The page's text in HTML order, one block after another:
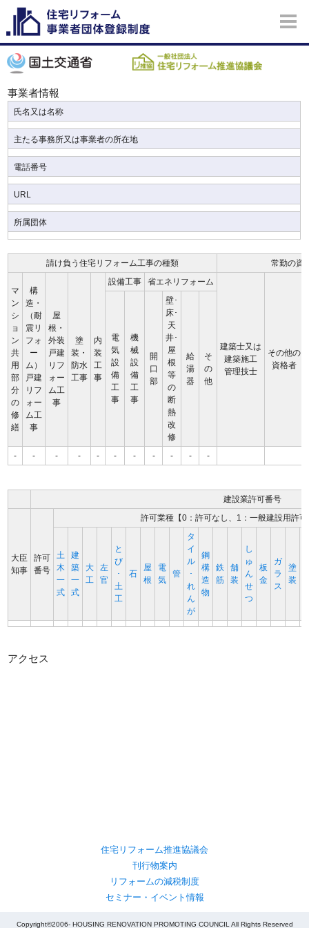
事業者情報
氏名又は名称
主たる事務所又は事業者の所在地
電話番号
URL
所属団体
請け負う住宅リフォーム工事の種類 常勤の資
マ
ン
シ
ョ
ン
共
用
部
分
の
修
繕
構
造・
（耐
震リ
フォ
ー
ム）
戸建
リフ
ォー
ム工
事
屋
根・
外装
戸建
リフ
ォー
ム工
事
塗
装・
防水
工事
内
装
工
事
設備工事 省エネリフォーム
建築士又は
建築施工
管理技士
その他の
資格者
電
気
設
備
工
事
機
械
設
備
工
事
開
口
部
壁･
床･
天
井･
屋
根
等
の
断
熱
改
修
給
湯
器
そ
の
他
- - - - - - - - - - -
建設業許可番号
大臣
知事
許可
番号
許可業種【0：許可なし、1：一般建設用許
土
木
一
式
建
築
一
式
大
工
左
官
と
び
･
土
工
石
屋
根
電
気
管
タ
イ
ル
･
れ
ん
が
鋼
構
造
物
鉄
筋
舗
装
し
ゅ
ん
せ
つ
板
金
ガ
ラ
ス
塗
装
アクセス
住宅リフォーム推進協議会
刊行物案内
リフォームの減税制度
セミナー・イベント情報
Copyright©2006- HOUSING RENOVATION PROMOTING COUNCIL All Rights Reserved